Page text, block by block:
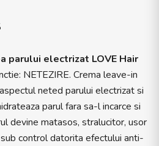
parului electrizat LOVE Hair
NETEZIRE. Crema leave-in
neted parului electrizat si
parul fara sa-l incarce si
devine matasos, stralucitor, usor
control datorita efectului anti-